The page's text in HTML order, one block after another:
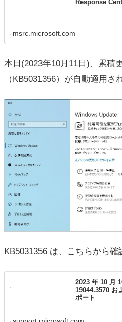
Response
msrc.microsoft.com
本日(2023年10月11日)、累積
（KB5031356）が自動適用さ
KB5031356 は、こちらから確
2023 年 10 月
19044.3570 お
ポート